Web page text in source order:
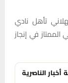
تأهل نادي
في إنجاز
الناصرية